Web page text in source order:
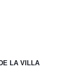
LA VILLA